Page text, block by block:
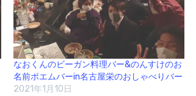
なおくんのビーガン料理バー&のんすけのお
名前ポエムバーin名古屋栄のおしゃべりバー
2021年1月10日